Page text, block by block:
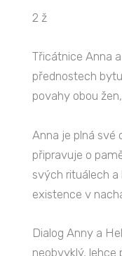
2 ž
Třicátnice Anna
přednostech
povahy obou
Anna je plná své
připravuje o
svých rituálech a
existence v
Dialog Anny a
neobvyklý, lehce